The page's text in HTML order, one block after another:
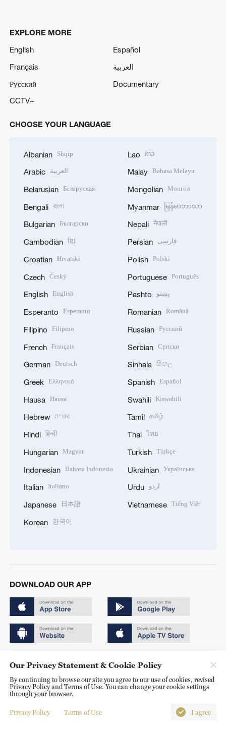
EXPLORE MORE
English
Español
Français
العربية
Русский
Documentary
CCTV+
CHOOSE YOUR LANGUAGE
Albanian Shqip
Arabic العربية
Belarusian Беларуская
Bengali বাংলা
Bulgarian Български
Cambodian ខ្មែរ
Croatian Hrvatski
Czech Český
English English
Esperanto Esperanto
Filipino Filipino
French Français
German Deutsch
Greek Ελληνικά
Hausa Hausa
Hebrew עברית
Hindi हिन्दी
Hungarian Magyar
Indonesian Bahasa Indonesia
Italian Italiano
Japanese 日本語
Korean 한국어
Lao ລາວ
Malay Bahasa Melayu
Mongolian Монгол
Myanmar မြန်မာဘာသာ
Nepali नेपाली
Persian فارسی
Polish Polski
Portuguese Português
Pashto پښتو
Romanian Română
Russian Русский
Serbian Српски
Sinhala සිංහල
Spanish Español
Swahili Kiswahili
Tamil தமிழ்
Thai ไทย
Turkish Türkçe
Ukrainian Українська
Urdu اردو
Vietnamese Tiếng Việt
DOWNLOAD OUR APP
京ICP备20000184号
京公网安备 11010502050052号
Disinformation report hotline: 010-85061466
Our Privacy Statement & Cookie Policy
By continuing to browse our site you agree to our use of cookies, revised
Privacy Policy and Terms of Use. You can change your cookie settings
through your browser.
Privacy Policy Terms of Use I agree